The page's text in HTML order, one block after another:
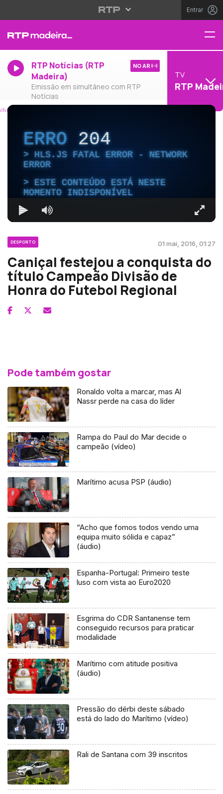
Entrar
RTP Notícias (RTP
Madeira)
Emissão em simultâneo com RTP
Notícias
NO AR
TV
RTP
ERRO204
HLS.JS FATAL ERROR - NETWORK
ERROR
ESTE CONTEÚDO ESTÁ NESTE
MOMENTO INDISPONÍVEL
DESPORTO 01 mai, 2016, 01:27
Caniçal festejou a conquista do
título Campeão Divisão de
Honra do Futebol Regional
Pode também gostar
Ronaldo volta a marcar, mas Al
Nassr perde na casa do líder
Rampa do Paul do Mar decide o
campeão (vídeo)
Marítimo acusa PSP (áudio)
“Acho que fomos todos vendo uma
equipa muito sólida e capaz”
(áudio)
Espanha-Portugal: Primeiro teste
luso com vista ao Euro2020
Esgrima do CDR Santanense tem
conseguido recursos para praticar
modalidade
Marítimo com atitude positiva
(áudio)
Pressão do dérbi deste sábado
está do lado do Marítimo (vídeo)
Rali de Santana com 39 inscritos